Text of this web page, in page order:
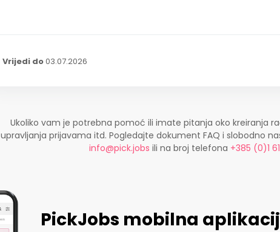
Vrijedi do03.07.2026
Ukoliko vam je potrebna pomoć ili imate pitanja oko kreiranja
upravljanja prijavama itd. Pogledajte dokument FAQ i slobodno
info@pick.jobs ili na broj telefona +385 (0)1
PickJobs mobilna